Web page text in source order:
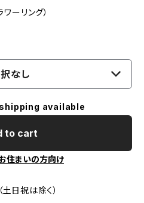
ーリング）
なし
available
to cart
住まいの方向け
日祝は除く）